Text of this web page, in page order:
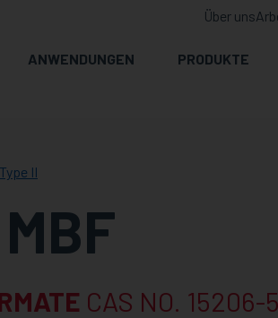
ANWENDUNGEN PRODUKTE
Über uns
II
CAS NO. 15206-